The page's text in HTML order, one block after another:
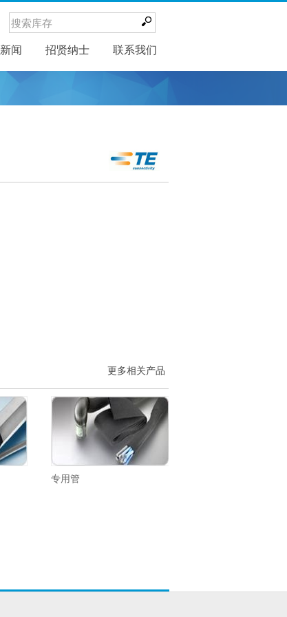
新闻
新闻 招贤纳士 联系我们
更多相关产品
专用管